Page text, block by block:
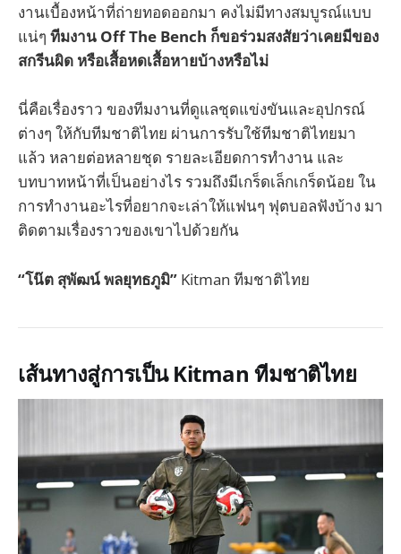
งานเบื้องหน้าที่ถ่ายทอดออกมา คงไม่มีทางสมบูรณ์แบบ
แน่ๆ ทีมงาน Off The Bench ก็ขอร่วมสงสัยว่าเคยมีของ
สกรีนผิด หรือเสื้อหดเสื้อหายบ้างหรือไม่
นี่คือเรื่องราว ของทีมงานที่ดูแลชุดแข่งขันและอุปกรณ์
ต่างๆ ให้กับทีมชาติไทย ผ่านการรับใช้ทีมชาติไทยมา
แล้ว หลายต่อหลายชุด รายละเอียดการทำงาน และ
บทบาทหน้าที่เป็นอย่างไร รวมถึงมีเกร็ดเล็กเกร็ดน้อย ใน
การทำงานอะไรที่อยากจะเล่าให้แฟนๆ ฟุตบอลฟังบ้าง มา
ติดตามเรื่องราวของเขาไปด้วยกัน
“โน๊ต สุพัฒน์ พลยุทธภูมิ” Kitman ทีมชาติไทย
เส้นทางสู่การเป็น Kitman ทีมชาติไทย